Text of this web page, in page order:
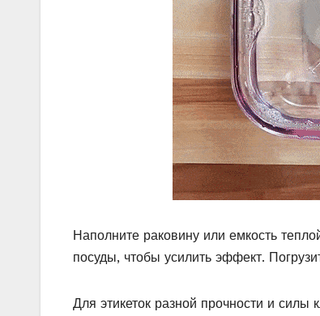
Наполните раковину или емкость
посуды, чтобы усилить эффект.
Для этикеток разной прочности и силы